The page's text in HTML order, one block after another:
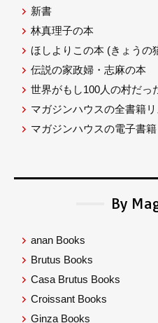
新書
林真理子の本
ほしよりこの本 (きょうの
伝説の家政婦・志麻の本
世界がもし100人の村だっ
マガジンハウスの全書籍リ
マガジンハウスの電子書籍
By
anan Books
Brutus Books
Casa Brutus Books
Croissant Books
Ginza Books